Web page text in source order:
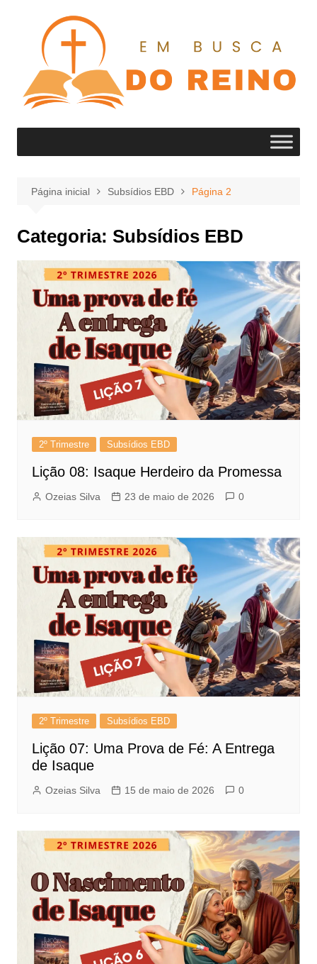
conteúdo
Página inicial Subsídios EBD Página 2
Categoria: Subsídios EBD
2º Trimestre Subsídios EBD
Lição 08: Isaque Herdeiro da Promessa
Ozeias Silva 23 de maio de 2026 0
2º Trimestre Subsídios EBD
Lição 07: Uma Prova de Fé: A Entrega
de Isaque
Ozeias Silva 15 de maio de 2026 0